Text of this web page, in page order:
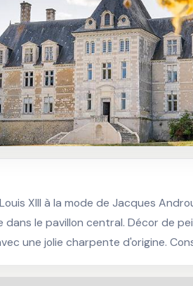
XIII à la mode de Jacques
dans le pavillon central. Décor de
une jolie charpente d'origine.